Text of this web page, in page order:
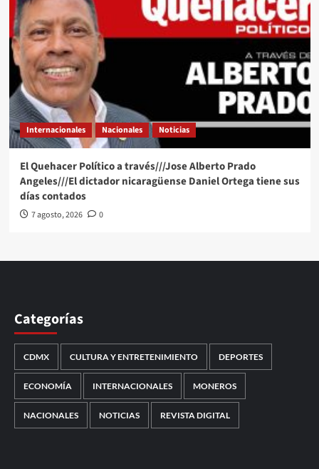
Internacionales Nacionales Noticias
El Quehacer Político a través///Jose Alberto Prado
Angeles///El dictador nicaragüense Daniel Ortega tiene sus
días contados
7 agosto, 2026 0
Categorías
CDMX CULTURA Y ENTRETENIMIENTO DEPORTES
ECONOMÍA INTERNACIONALES MONEROS
NACIONALES NOTICIAS REVISTA DIGITAL